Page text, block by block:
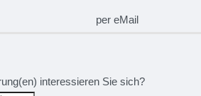
per eMail
interessieren Sie sich?